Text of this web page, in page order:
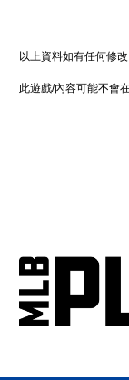
以上資料如有任何修
此遊戲/內容可能不會